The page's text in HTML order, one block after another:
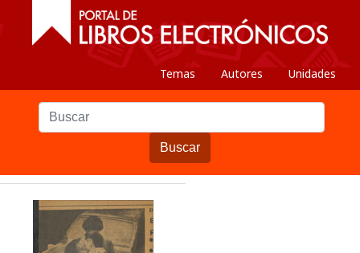
Temas Autores Unidades
Buscar